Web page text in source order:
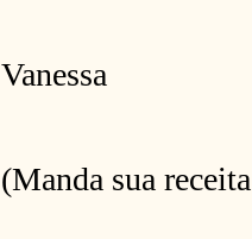
Vanessa
(Manda sua